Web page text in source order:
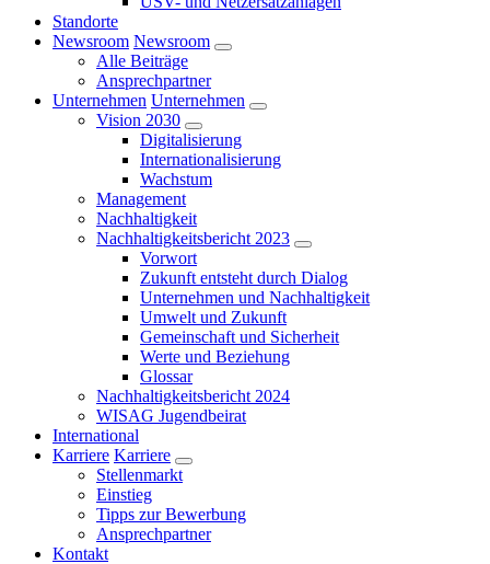
Standorte
Newsroom Newsroom
Alle Beiträge
Ansprechpartner
Unternehmen Unternehmen
Vision 2030
Digitalisierung
Internationalisierung
Wachstum
Management
Nachhaltigkeit
Nachhaltigkeitsbericht 2023
Vorwort
Zukunft entsteht durch Dialog
Unternehmen und Nachhaltigkeit
Umwelt und Zukunft
Gemeinschaft und Sicherheit
Werte und Beziehung
Glossar
Nachhaltigkeitsbericht 2024
WISAG Jugendbeirat
International
Karriere Karriere
Stellenmarkt
Einstieg
Tipps zur Bewerbung
Ansprechpartner
Kontakt